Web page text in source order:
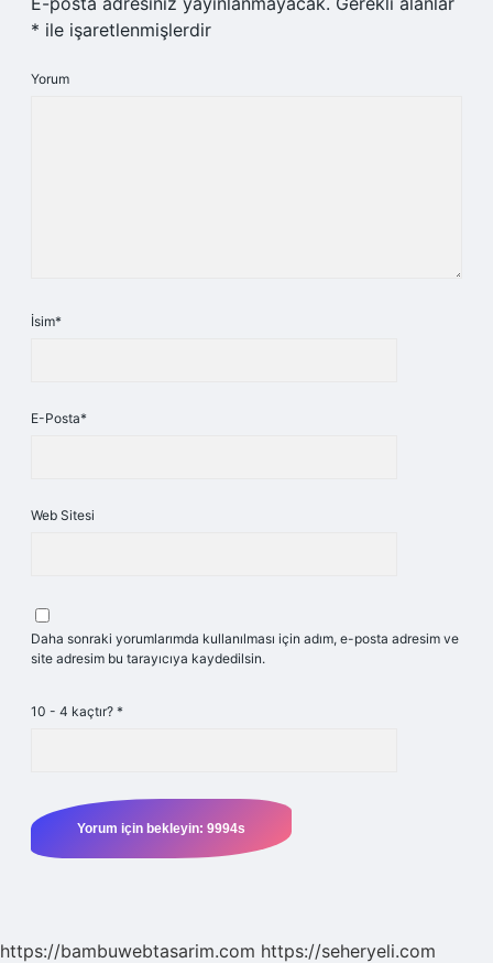
* ile işaretlenmişlerdir
Yorum
İsim*
E-Posta*
Web Sitesi
Daha sonraki yorumlarımda kullanılması için adım, e-posta adresim ve
site adresim bu tarayıcıya kaydedilsin.
10 - 4 kaçtır? *
https://bambuwebtasarim.com https://seheryeli.com